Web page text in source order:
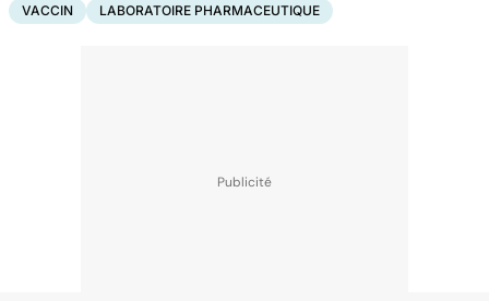
VACCIN LABORATOIRE PHARMACEUTIQUE